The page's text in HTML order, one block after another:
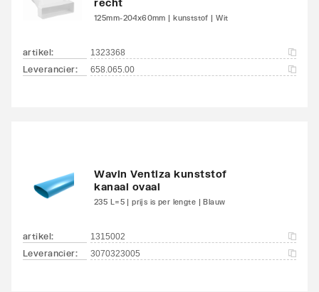
125mm-204x60mm | kunststof | Wit
artikel: 1323368
Leverancier: 658.065.00
Wavin Ventiza kunststof
kanaal ovaal
235 L=5 | prijs is per lengte | Blauw
artikel: 1315002
Leverancier: 3070323005